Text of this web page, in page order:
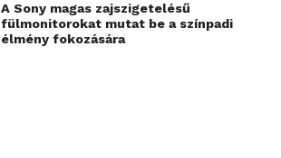
A Sony magas zajszigetelésű
fülmonitorokat mutat be a színpadi
élmény fokozására